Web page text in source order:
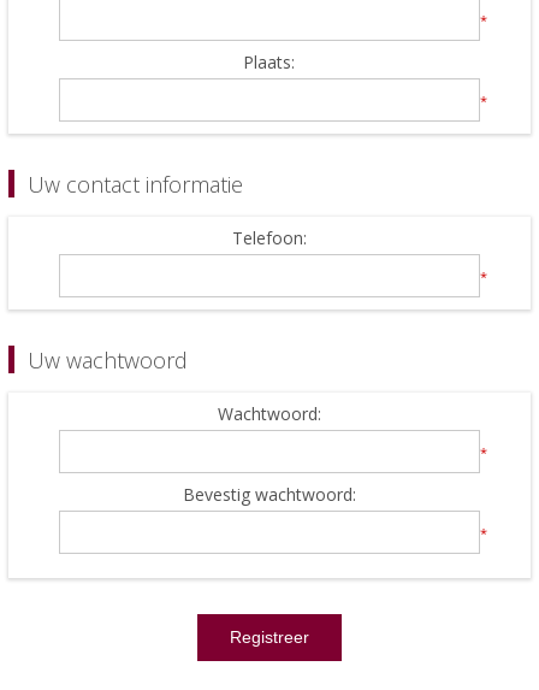
*
Plaats:
*
Uw contact informatie
Telefoon:
*
Uw wachtwoord
Wachtwoord:
*
Bevestig wachtwoord:
*